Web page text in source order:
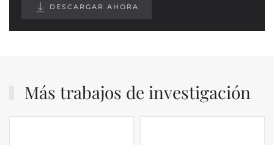
DESCARGAR AHORA
Más trabajos de investigación